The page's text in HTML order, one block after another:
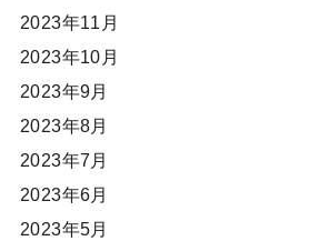
2023年11月
2023年10月
2023年9月
2023年8月
2023年7月
2023年6月
2023年5月